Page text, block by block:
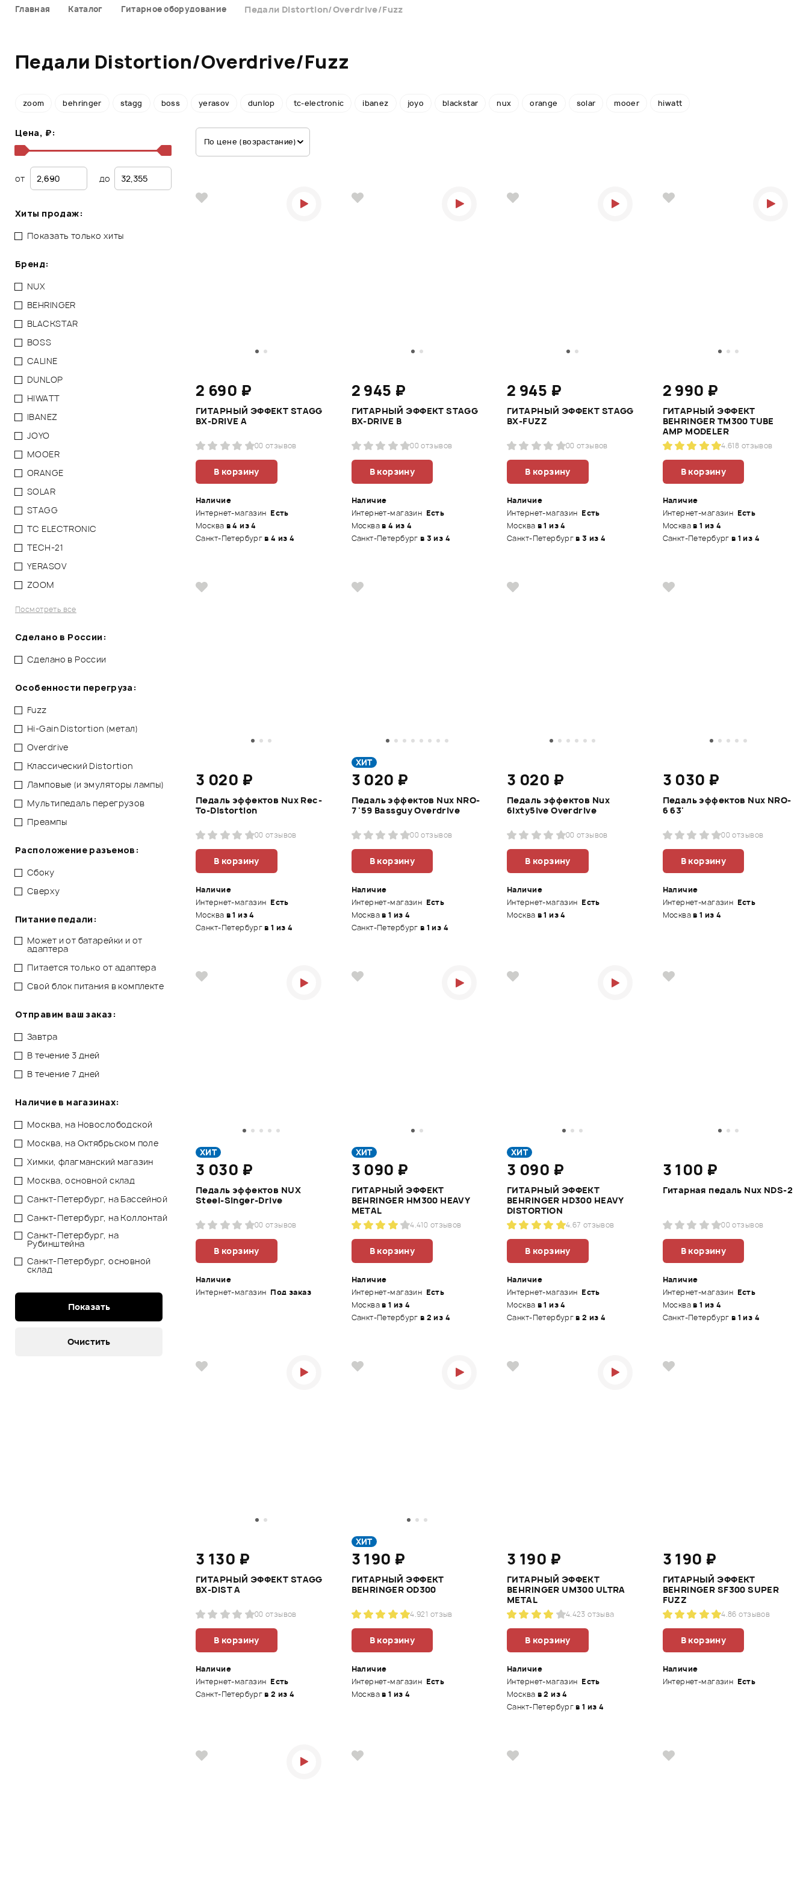
Главная Каталог Гитарное оборудование Педали Distortion/Overdrive/Fuzz
Педали Distortion/Overdrive/Fuzz
zoom behringer stagg boss yerasov dunlop tc-electronic ibanez joyo blackstar nux orange solar mooer hiwatt
Цена, ₽:
от до
Хиты продаж:
Показать только хиты
Бренд:
NUX
BEHRINGER
BLACKSTAR
BOSS
CALINE
DUNLOP
HIWATT
IBANEZ
JOYO
MOOER
ORANGE
SOLAR
STAGG
TC ELECTRONIC
TECH-21
YERASOV
ZOOM
Посмотреть все
Сделано в России:
Сделано в России
Особенности перегруза:
Fuzz
Hi-Gain Distortion (метал)
Overdrive
Классический Distortion
Ламповые (и эмуляторы лампы)
Мультипедаль перегрузов
Преампы
Расположение разъемов:
Сбоку
Сверху
Питание педали:
Может и от батарейки и от
адаптера
Питается только от адаптера
Свой блок питания в комплекте
Отправим ваш заказ:
Завтра
В течение 3 дней
В течение 7 дней
Наличие в магазинах:
Москва, на Новослободской
Москва, на Октябрьском поле
Химки, флагманский магазин
Москва, основной склад
Санкт-Петербург, на Бассейной
Санкт-Петербург, на Коллонтай
Санкт-Петербург, на
Рубинштейна
Санкт-Петербург, основной
склад
По цене (возрастание)
2 690 ₽
ГИТАРНЫЙ ЭФФЕКТ STAGG
BX-DRIVE A
00 отзывов
В корзину
Наличие
Интернет-магазин Есть
Москва в 4 из 4
Санкт-Петербургв 4 из 4
2 945 ₽
ГИТАРНЫЙ ЭФФЕКТ STAGG
BX-DRIVE B
00 отзывов
В корзину
Наличие
Интернет-магазин Есть
Москвав 4 из 4
Санкт-Петербург в 3 из 4
2 945 ₽
ГИТАРНЫЙ ЭФФЕКТ STAGG
BX-FUZZ
00 отзывов
В корзину
Наличие
Интернет-магазин Есть
Москва в 1 из 4
Санкт-Петербургв 3 из 4
2 990 ₽
ГИТАРНЫЙ ЭФФЕКТ
BEHRINGER TM300 TUBE
AMP MODELER
4.618 отзывов
В корзину
Наличие
Интернет-магазин Есть
Москвав 1 из 4
Санкт-Петербург в 1 из 4
3 020 ₽
Педаль эффектов Nux Rec-
To-Distortion
00 отзывов
В корзину
Наличие
Интернет-магазин Есть
Москва в 1 из 4
Санкт-Петербургв 1 из 4
ХИТ
3 020 ₽
Педаль эффектов Nux NRO-
7 '59 Bassguy Overdrive
00 отзывов
В корзину
Наличие
Интернет-магазин Есть
Москвав 1 из 4
Санкт-Петербург в 1 из 4
3 020 ₽
Педаль эффектов Nux
6ixty5ive Overdrive
00 отзывов
В корзину
Наличие
Интернет-магазин Есть
Москва в 1 из 4
3 030 ₽
Педаль эффектов Nux NRO-
6 63'
00 отзывов
В корзину
Наличие
Интернет-магазин Есть
Москвав 1 из 4
ХИТ
3 030 ₽
Педаль эффектов NUX
Steel-Singer-Drive
00 отзывов
В корзину
Наличие
Интернет-магазин Под заказ
ХИТ
3 090 ₽
ГИТАРНЫЙ ЭФФЕКТ
BEHRINGER HM300 HEAVY
METAL
4.410 отзывов
В корзину
Наличие
Интернет-магазин Есть
Москвав 1 из 4
Санкт-Петербург в 2 из 4
ХИТ
3 090 ₽
ГИТАРНЫЙ ЭФФЕКТ
BEHRINGER HD300 HEAVY
DISTORTION
4.67 отзывов
В корзину
Наличие
Интернет-магазин Есть
Москва в 1 из 4
Санкт-Петербургв 2 из 4
3 100 ₽
Гитарная педаль Nux NDS-2
00 отзывов
В корзину
Наличие
Интернет-магазин Есть
Москвав 1 из 4
Санкт-Петербург в 1 из 4
3 130 ₽
ГИТАРНЫЙ ЭФФЕКТ STAGG
BX-DIST A
00 отзывов
В корзину
Наличие
Интернет-магазин Есть
Санкт-Петербургв 2 из 4
ХИТ
3 190 ₽
ГИТАРНЫЙ ЭФФЕКТ
BEHRINGER OD300
4.921 отзыв
В корзину
Наличие
Интернет-магазин Есть
Москвав 1 из 4
3 190 ₽
ГИТАРНЫЙ ЭФФЕКТ
BEHRINGER UM300 ULTRA
METAL
4.423 отзыва
В корзину
Наличие
Интернет-магазин Есть
Москва в 2 из 4
Санкт-Петербургв 1 из 4
3 190 ₽
ГИТАРНЫЙ ЭФФЕКТ
BEHRINGER SF300 SUPER
FUZZ
4.86 отзывов
В корзину
Наличие
Интернет-магазин Есть